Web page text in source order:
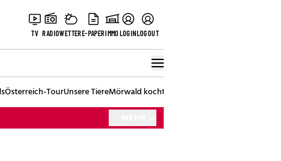
TV RADIOWETTERE-PAPERIMMOLOGINLOGOUT
Österreich-TourUnsere TiereMörwald kocht